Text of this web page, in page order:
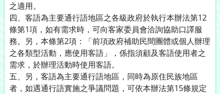
之適用。
四、客語為主要通行語地區之各級政府於執行本辦法第12
條第1項，如有需求時，可向客家委員會洽詢協助口譯服
務。另，本條第2項：「前項政府補助民間團體或個人辦理
之各類型活動，應使用客語」，係指須顧及客語使用者之
需求，於辦理活動時使用客語。
五、另，客語為主要通行語地區，同時為原住民族地區
者，如遇通行語實施之爭議問題，可依本辦法第15條規定